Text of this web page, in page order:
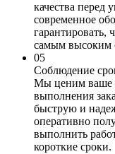
качества перед
современное
гарантировать,
самым высоким
05
Соблюдение
Мы ценим ваше
выполнения
быструю и
оперативно
выполнить
короткие сроки.